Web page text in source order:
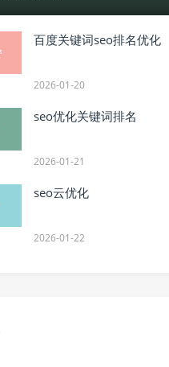
百度关键词seo排名优化
2026-01-20
seo优化关键词排名
2026-01-21
seo云优化
2026-01-22